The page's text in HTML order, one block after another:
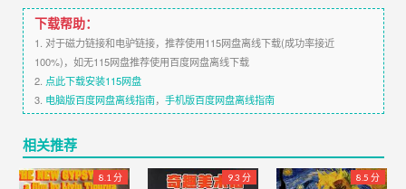
下载帮助：
1. 对于磁力链接和电驴链接，推荐使用115网盘离线下载(成功率接近
100%)，如无115网盘推荐使用百度网盘离线下载
2. 点此下载安装115网盘
3. 电脑版百度网盘离线指南， 手机版百度网盘离线指南
相关推荐
8.1 分 9.3 分 8.5 分